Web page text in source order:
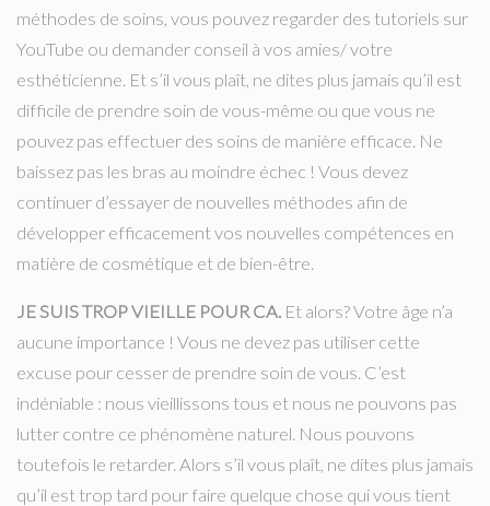
méthodes de soins, vous pouvez regarder des tutoriels sur
YouTube ou demander conseil à vos amies/ votre
esthéticienne. Et s’il vous plaît, ne dites plus jamais qu’il est
difficile de prendre soin de vous-même ou que vous ne
pouvez pas effectuer des soins de manière efficace. Ne
baissez pas les bras au moindre échec ! Vous devez
continuer d’essayer de nouvelles méthodes afin de
développer efficacement vos nouvelles compétences en
matière de cosmétique et de bien-être.
JE SUIS TROP VIEILLE POUR CA. Et alors? Votre âge n’a
aucune importance ! Vous ne devez pas utiliser cette
excuse pour cesser de prendre soin de vous. C’est
indéniable : nous vieillissons tous et nous ne pouvons pas
lutter contre ce phénomène naturel. Nous pouvons
toutefois le retarder. Alors s’il vous plaît, ne dites plus jamais
qu’il est trop tard pour faire quelque chose qui vous tient